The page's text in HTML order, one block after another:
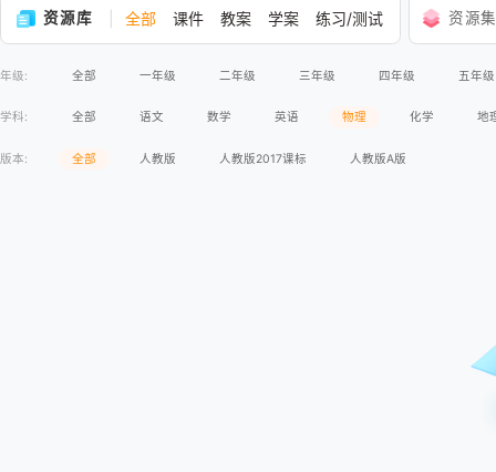
资源库 全部 课件 教案 学案 练习/测试 资源
年级: 全部 一年级 二年级 三年级 四年级 五年级
学科: 全部 语文 数学 英语 物理 化学 地
版本: 全部 人教版 人教版2017课标 人教版A版